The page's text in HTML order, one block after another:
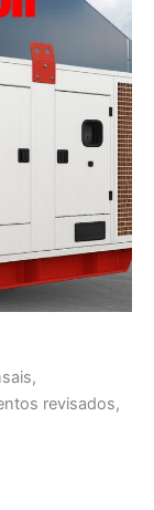
revisados,